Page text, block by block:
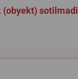
sotilmadi